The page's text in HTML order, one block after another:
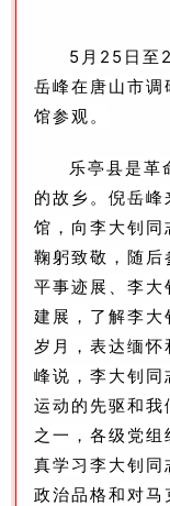
5月25日至
岳峰在唐山市调
馆参观。
乐亭县是革
的故乡。 倪岳峰
馆，向李大钊同
鞠躬致敬，随后
平事迹展、李大
建展，了解李大
岁月，表达缅怀
峰说，李大钊同
运动的先驱和我
之一，各级党组
真学习李大钊同
政治品格和对马